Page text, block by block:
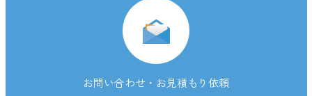
お問い合わせ・お見積もり依頼